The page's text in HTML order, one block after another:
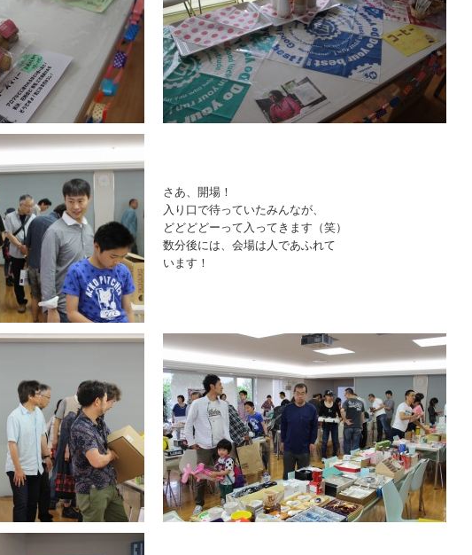
さあ、開場！
入り口で待っていたみんなが、
どどどどーって入ってきます（笑）
数分後には、会場は人であふれて
います！